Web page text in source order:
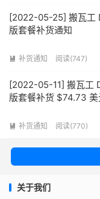
[2022-05-25] 搬瓦工
版套餐补货通知
 补货通知 阅读(747)
[2022-05-11] 搬瓦工
版套餐补货 $74.73
 补货通知 阅读(770)
关于我们